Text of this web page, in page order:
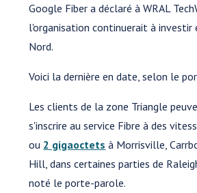
Google Fiber a déclaré à WRAL
l'organisation continuerait à investir
Nord.
Voici la dernière en date, selon le
Les clients de la zone Triangle
s'inscrire au service Fibre à des
ou 2 gigaoctets à Morrisville,
Hill, dans certaines parties de
noté le porte-parole.